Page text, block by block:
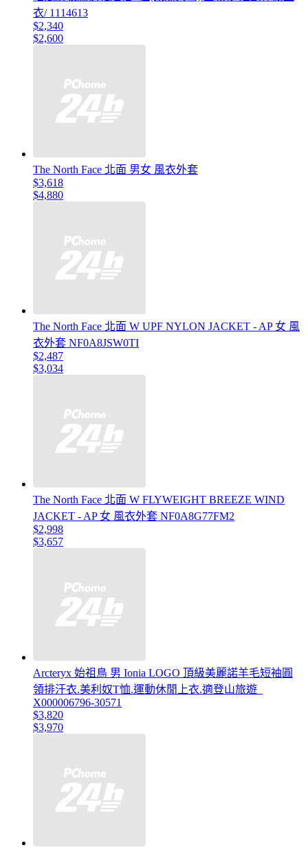
衣/ 1114613
$2,340
$2,600
The North Face 北面 男女 風衣外套
$3,618
$4,880
The North Face 北面 W UPF NYLON JACKET - AP 女 風
衣外套 NF0A8JSW0TI
$2,487
$3,034
The North Face 北面 W FLYWEIGHT BREEZE WIND
JACKET - AP 女 風衣外套 NF0A8G77FM2
$2,998
$3,657
Arcteryx 始祖鳥 男 Ionia LOGO 頂級美麗諾羊毛短袖圓
領排汗衣.美利奴T恤.運動休閒上衣.適登山旅遊_
X000006796-30571
$3,820
$3,970